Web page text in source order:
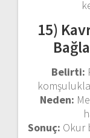
15)
Belirti:
Neden:
Sonuç: Okur